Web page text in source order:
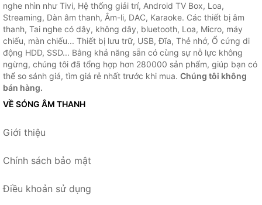
nghe nhìn như Tivi, Hệ thống giải trí, Android TV Box, Loa,
Streaming, Dàn âm thanh, Âm-li, DAC, Karaoke. Các thiết bị âm
thanh, Tai nghe có dây, không dây, bluetooth, Loa, Micro, máy
chiếu, màn chiếu... Thiết bị lưu trữ, USB, Đĩa, Thẻ nhớ, Ổ cứng di
động HDD, SSD... Bằng khả năng sẵn có cùng sự nỗ lực không
ngừng, chúng tôi đã tổng hợp hơn 280000 sản phẩm, giúp bạn có
thể so sánh giá, tìm giá rẻ nhất trước khi mua. Chúng tôi không
bán hàng.
VỀ SÓNG ÂM THANH
Giới thiệu
Chính sách bảo mật
Điều khoản sử dụng